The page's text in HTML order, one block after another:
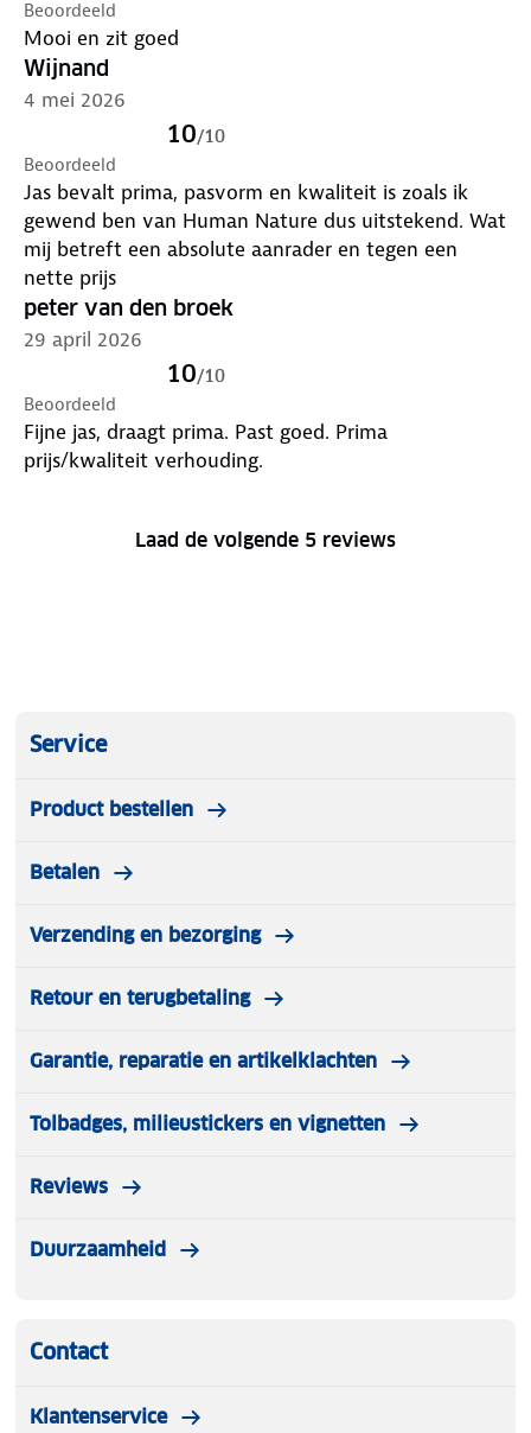
Beoordeeld
Mooi en zit goed
Wijnand
4 mei 2026
10/10
Beoordeeld
Jas bevalt prima, pasvorm en kwaliteit is zoals ik
gewend ben van Human Nature dus uitstekend. Wat
mij betreft een absolute aanrader en tegen een
nette prijs
peter van den broek
29 april 2026
10/10
Beoordeeld
Fijne jas, draagt prima. Past goed. Prima
prijs/kwaliteit verhouding.
Laad de volgende 5 reviews
Service
Product bestellen
Betalen
Verzending en bezorging
Retour en terugbetaling
Garantie, reparatie en artikelklachten
Tolbadges, milieustickers en vignetten
Reviews
Duurzaamheid
Contact
Klantenservice